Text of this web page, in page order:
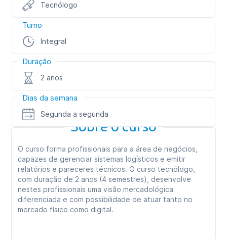
Tecnólogo
Turno
Integral
Duração
2 anos
Dias da semana
Segunda a segunda
Sobre o curso
O curso forma profissionais para a área de negócios,
capazes de gerenciar sistemas logísticos e emitir
relatórios e pareceres técnicos. O curso tecnólogo,
com duração de 2 anos (4 semestres), desenvolve
nestes profissionais uma visão mercadológica
diferenciada e com possibilidade de atuar tanto no
mercado físico como digital.